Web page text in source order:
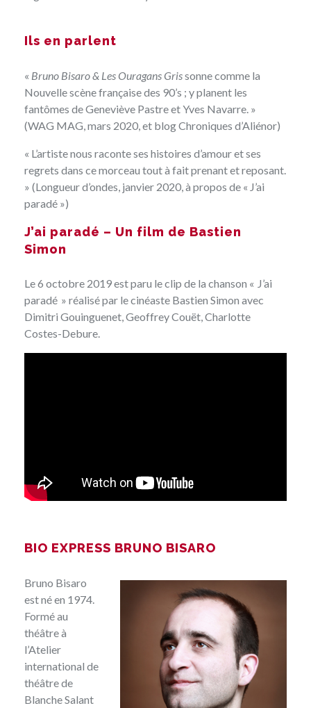
Ils en parlent
« Bruno Bisaro & Les Ouragans Grissonne comme la
Nouvelle scène française des 90’s ; y planent les
fantômes de Geneviève Pastre et Yves Navarre. »
(WAG MAG, mars 2020, et blogChroniques d’Aliénor)
« L’artiste nous raconte ses histoires d’amour et ses
regrets dans ce morceau tout à fait prenant et reposant.
» (Longueur d’ondes, janvier 2020, à propos de « J’ai
paradé »)
J’ai paradé – Un film de Bastien
Simon
Le 6 octobre 2019 est paru le clip de la chanson « J’ai
paradé » réalisé par le cinéaste Bastien Simon avec
Dimitri Gouinguenet, Geoffrey Couët, Charlotte
Costes-Debure.
BIO EXPRESS BRUNO BISARO
Bruno Bisaro
est né en 1974.
Formé au
théâtre à
l’Atelier
international de
théâtre de
Blanche Salant